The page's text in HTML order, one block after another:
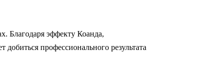
Благодаря эффекту Коанда,
профессионального результата